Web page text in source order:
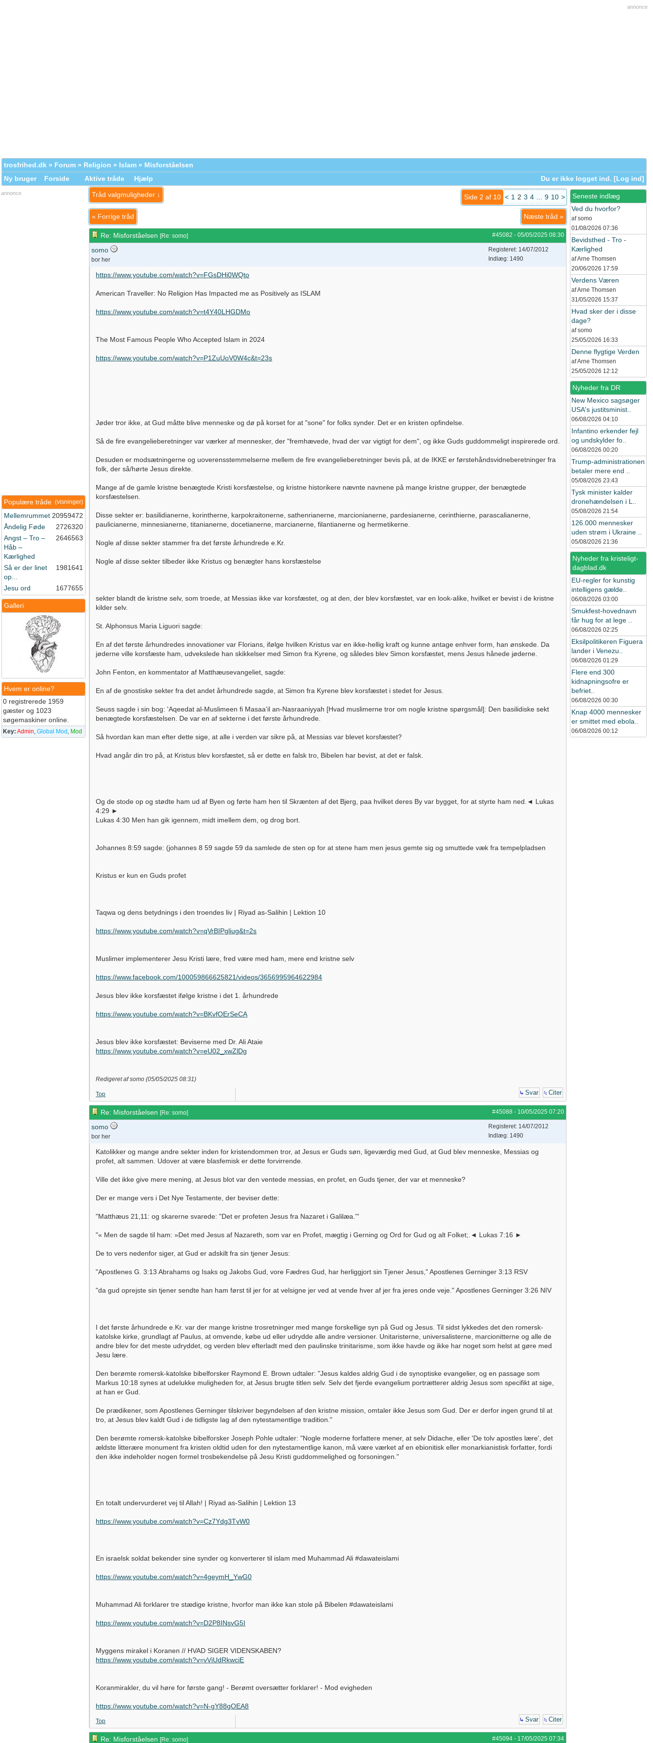
annonce
trosfrihed.dk » Forum » Religion » Islam » Misforståelsen
Ny bruger
Forside Aktive tråde Hjælp Du er ikke logget ind. [Log ind]
annonce
(visninger)
Populære tråde
Mellemrummet 20959472
Åndelig Føde
2726320
Angst – Tro –
Håb –
Kærlighed
2646563
Så er der linet
op...
1981641
Jesu ord 1677655
Galleri
Hvem er online?
0 registrerede 1959
gæster og 1023
søgemaskiner online.
Key: Admin,Global Mod , Mod
Side 2 af 10 < 1 2 3 4 9 10 >
Tråd valgmuligheder ↓
« Forrige tråd Næste tråd»
#45082 -05/05/2025 08:30
Re: Misforståelsen[Re: somo]
somo
bor her
Registeret: 14/07/2012
Indlæg: 1490
https://www.youtube.com/watch?v=FGsDHi0WQto
American Traveller: No Religion Has Impacted me as Positively as ISLAM
https://www.youtube.com/watch?v=t4Y40LHGDMo
The Most Famous People Who Accepted Islam in 2024
https://www.youtube.com/watch?v=P1ZuUoV0W4c&t=23s
Jøder tror ikke, at Gud måtte blive menneske og dø på korset for at "sone" for folks synder. Det er en kristen opfindelse.
Så de fire evangelieberetninger var værker af mennesker, der "fremhævede, hvad der var vigtigt for dem", og ikke Guds guddommeligt inspirerede ord.
Desuden er modsætningerne og uoverensstemmelserne mellem de fire evangelieberetninger bevis på, at de IKKE er førstehåndsvidneberetninger fra
folk, der så/hørte Jesus direkte.
Mange af de gamle kristne benægtede Kristi korsfæstelse, og kristne historikere nævnte navnene på mange kristne grupper, der benægtede
korsfæstelsen.
Disse sekter er: basilidianerne, korintherne, karpokraitonerne, sathenrianerne, marcionianerne, pardesianerne, cerinthierne, parascalianerne,
paulicianerne, minnesianerne, titanianerne, docetianerne, marcianerne, filantianerne og hermetikerne.
Nogle af disse sekter stammer fra det første århundrede e.Kr.
Nogle af disse sekter tilbeder ikke Kristus og benægter hans korsfæstelse
sekter blandt de kristne selv, som troede, at Messias ikke var korsfæstet, og at den, der blev korsfæstet, var en look-alike, hvilket er bevist i de kristne
kilder selv.
St. Alphonsus Maria Liguori sagde:
En af det første århundredes innovationer var Florians, ifølge hvilken Kristus var en ikke-hellig kraft og kunne antage enhver form, han ønskede. Da
jøderne ville korsfæste ham, udvekslede han skikkelser med Simon fra Kyrene, og således blev Simon korsfæstet, mens Jesus hånede jøderne.
John Fenton, en kommentator af Matthæusevangeliet, sagde:
En af de gnostiske sekter fra det andet århundrede sagde, at Simon fra Kyrene blev korsfæstet i stedet for Jesus.
Seuss sagde i sin bog: 'Aqeedat al-Muslimeen fi Masaa'il an-Nasraaniyyah [Hvad muslimerne tror om nogle kristne spørgsmål]: Den basilidiske sekt
benægtede korsfæstelsen. De var en af ​​sekterne i det første århundrede.
Så hvordan kan man efter dette sige, at alle i verden var sikre på, at Messias var blevet korsfæstet?
Hvad angår din tro på, at Kristus blev korsfæstet, så er dette en falsk tro, Bibelen har bevist, at det er falsk.
Og de stode op og stødte ham ud af Byen og førte ham hen til Skrænten af det Bjerg, paa hvilket deres By var bygget, for at styrte ham ned.◄ Lukas
4:29 ►
Lukas 4:30 Men han gik igennem, midt imellem dem, og drog bort.
Johannes 8:59 sagde: (johannes 8 59 sagde 59 da samlede de sten op for at stene ham men jesus gemte sig og smuttede væk fra tempelpladsen
Kristus er kun en Guds profet
Taqwa og dens betydnings i den troendes liv | Riyad as-Salihin | Lektion 10
https://www.youtube.com/watch?v=qVrBIPgliug&t=2s
Muslimer implementerer Jesu Kristi lære, fred være med ham, mere end kristne selv
https://www.facebook.com/100059866625821/videos/3656995964622984
Jesus blev ikke korsfæstet ifølge kristne i det 1. århundrede
https://www.youtube.com/watch?v=BKvfOErSeCA
Jesus blev ikke korsfæstet: Beviserne med Dr. Ali Ataie
https://www.youtube.com/watch?v=eU02_xwZlDg
Redigeret af somo (05/05/2025 08:31)
Top Svar Citer
#45088 - 10/05/2025 07:20
Re: Misforståelsen[Re: somo]
somo
bor her
Registeret: 14/07/2012
Indlæg: 1490
Katolikker og mange andre sekter inden for kristendommen tror, at Jesus er Guds søn, ligeværdig med Gud, at Gud blev menneske, Messias og
profet, alt sammen. Udover at være blasfemisk er dette forvirrende.
Ville det ikke give mere mening, at Jesus blot var den ventede messias, en profet, en Guds tjener, der var et menneske?
Der er mange vers i Det Nye Testamente, der beviser dette:
"Matthæus 21,11: og skarerne svarede: "Det er profeten Jesus fra Nazaret i Galilæa.'"
"« Men de sagde til ham: »Det med Jesus af Nazareth, som var en Profet, mægtig i Gerning og Ord for Gud og alt Folket;.◄ Lukas 7:16 ►
De to vers nedenfor siger, at Gud er adskilt fra sin tjener Jesus:
"Apostlenes G. 3:13 Abrahams og Isaks og Jakobs Gud, vore Fædres Gud, har herliggjort sin Tjener Jesus," Apostlenes Gerninger 3:13 RSV
"da gud oprejste sin tjener sendte han ham først til jer for at velsigne jer ved at vende hver af jer fra jeres onde veje." Apostlenes Gerninger 3:26 NIV
I det første århundrede e.Kr. var der mange kristne trosretninger med mange forskellige syn på Gud og Jesus. Til sidst lykkedes det den romersk-
katolske kirke, grundlagt af Paulus, at omvende, købe ud eller udrydde alle andre versioner. Unitaristerne, universalisterne, marcionitterne og alle de
andre blev for det meste udryddet, og verden blev efterladt med den paulinske trinitarisme, som ikke havde og ikke har noget som helst at gøre med
Jesu lære.
Den berømte romersk-katolske bibelforsker Raymond E. Brown udtaler: "Jesus kaldes aldrig Gud i de synoptiske evangelier, og en passage som
Markus 10:18 synes at udelukke muligheden for, at Jesus brugte titlen selv. Selv det fjerde evangelium portrætterer aldrig Jesus som specifikt at sige,
at han er Gud.
De prædikener, som Apostlenes Gerninger tilskriver begyndelsen af den kristne mission, omtaler ikke Jesus som Gud. Der er derfor ingen grund til at
tro, at Jesus blev kaldt Gud i de tidligste lag af den nytestamentlige tradition."
Den berømte romersk-katolske bibelforsker Joseph Pohle udtaler: "Nogle moderne forfattere mener, at selv Didache, eller 'De tolv apostles lære', det
ældste litterære monument fra kristen oldtid uden for den nytestamentlige kanon, må være værket af en ebionitisk eller monarkianistisk forfatter, fordi
den ikke indeholder nogen formel trosbekendelse på Jesu Kristi guddommelighed og forsoningen."
En totalt undervurderet vej til Allah! | Riyad as-Salihin | Lektion 13
https://www.youtube.com/watch?v=Cz7Ydg3TvW0
En israelsk soldat bekender sine synder og konverterer til islam med Muhammad Ali #dawateislami
https://www.youtube.com/watch?v=4geymH_YwG0
Muhammad Ali forklarer tre stædige kristne, hvorfor man ikke kan stole på Bibelen #dawateislami
https://www.youtube.com/watch?v=D2P8INsvG5I
Myggens mirakel i Koranen // HVAD SIGER VIDENSKABEN?
https://www.youtube.com/watch?v=vViUdRkwciE
Koranmirakler, du vil høre for første gang! - Berømt oversætter forklarer! - Mod evigheden
https://www.youtube.com/watch?v=N-gY88gOEA8
Top Svar Citer
#45094 - 17/05/2025 07:34
Re: Misforståelsen[Re: somo]
Seneste indlæg
Ved du hvorfor?
af somo
01/08/2026 07:36
Bevidsthed - Tro -
Kærlighed
af Arne Thomsen
20/06/2026 17:59
Verdens Væren
af Arne Thomsen
31/05/2026 15:37
Hvad sker der i disse
dage?
af somo
25/05/2026 16:33
Denne flygtige Verden
af Arne Thomsen
25/05/2026 12:12
Nyheder fra DR
New Mexico sagsøger
USA's justitsminist..
06/08/2026 04:10
Infantino erkender fejl
og undskylder fo..
06/08/2026 00:20
Trump-administrationen
betaler mere end ..
05/08/2026 23:43
Tysk minister kalder
dronehændelsen i L..
05/08/2026 21:54
126.000 mennesker
uden strøm i Ukraine ..
05/08/2026 21:36
Nyheder fra kristeligt-
dagblad.dk
EU-regler for kunstig
intelligens gælde..
06/08/2026 03:00
Smukfest-hovednavn
får hug for at lege ..
06/08/2026 02:25
Eksilpolitikeren Figuera
lander i Venezu..
06/08/2026 01:29
Flere end 300
kidnapningsofre er
befriet..
06/08/2026 00:30
Knap 4000 mennesker
er smittet med ebola..
06/08/2026 00:12